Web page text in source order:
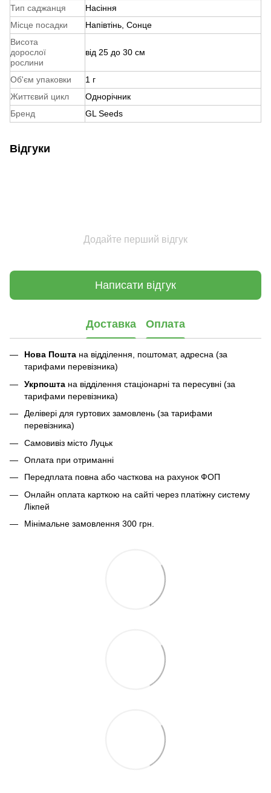
Тип саджанця
Насіння
Місце посадки
Напівтінь, Сонце
Висота
дорослої
рослини
від 25 до 30 см
Об'єм упаковки
1 г
Життєвий цикл
Однорічник
Бренд
GL Seeds
Відгуки
Додайте перший відгук
Написати відгук
Доставка Оплата
Нова Пошта на відділення, поштомат, адресна (за
тарифами перевізника)
Укрпошта на відділення стаціонарні та пересувні (за
тарифами перевізника)
Делівері для гуртових замовлень (за тарифами
перевізника)
Самовивіз місто Луцьк
Оплата при отриманні
Передплата повна або часткова на рахунок ФОП
Онлайн оплата карткою на сайті через платіжну систему
Лікпей
Мінімальне замовлення 300 грн.